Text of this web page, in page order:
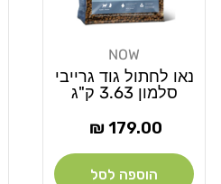
NOW
נאו לחתול גוד גרייבי
סלמון 3.63 ק"ג
מחיר
179.00 ₪
הוספה לסל